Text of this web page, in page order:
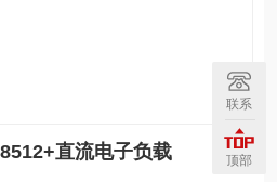
直流电子负载
联系
顶部